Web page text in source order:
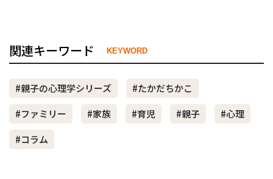
関連キーワード KEYWORD
#親子の心理学シリーズ
#たかだちかこ
#ファミリー
#家族 #育児 #親子
#心理
#コラム